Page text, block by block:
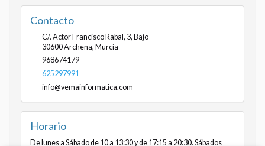
Contacto
C/. Actor Francisco Rabal, 3, Bajo
30600Archena, Murcia
968674179
625297991
info@vemainformatica.com
Horario
De lunes a Sábado de 10 a 13:30 y de 17:15 a 20:30. Sábados